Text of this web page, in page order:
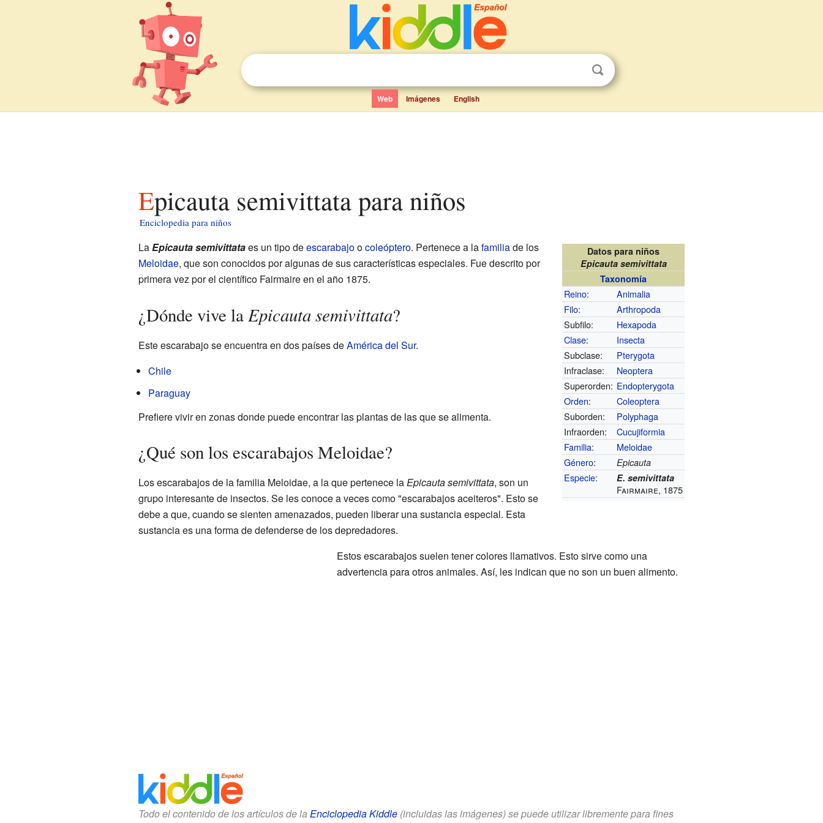
Web Imágenes English
Epicauta semivittata para niños
Enciclopedia para niños
Datos para niños
Epicauta semivittata
Taxonomía
Reino:
Animalia
Filo:
Arthropoda
Subfilo:
Hexapoda
Clase:
Insecta
Subclase:
Pterygota
Infraclase:
Neoptera
Superorden: Endopterygota
Orden:
Coleoptera
Suborden:
Polyphaga
Infraorden:
Cucujiformia
Familia:
Meloidae
Género: Epicauta
Especie: E. semivittata
Fairmaire, 1875
LaEpicauta semivittataes un tipo deescarabajoocoleóptero. Pertenece a lafamiliade los
Meloidae, que son conocidos por algunas de sus características especiales. Fue descrito por
primera vez por el científico Fairmaire en el año 1875.
¿Dónde vive laEpicauta semivittata?
Este escarabajo se encuentra en dos países deAmérica del Sur.
Chile
Paraguay
Prefiere vivir en zonas donde puede encontrar las plantas de las que se alimenta.
¿Qué son los escarabajos Meloidae?
Los escarabajos de la familia Meloidae, a la que pertenece laEpicauta semivittata, son un
grupo interesante de insectos. Se les conoce a veces como "escarabajos aceiteros". Esto se
debe a que, cuando se sienten amenazados, pueden liberar una sustancia especial. Esta
sustancia es una forma de defenderse de los depredadores.
Estos escarabajos suelen tener colores llamativos. Esto sirve como una
advertencia para otros animales. Así, les indican que no son un buen alimento.
Todo el contenido de los artículos de la Enciclopedia Kiddle(incluidas las imágenes) se puede utilizar libremente para fines